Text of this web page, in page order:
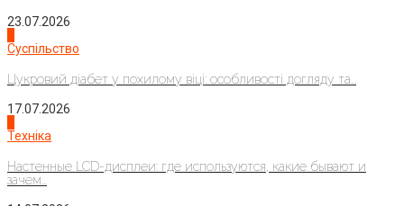
23.07.2026
Суспільство
Цукровий діабет у похилому віці: особливості догляду та...
17.07.2026
Техніка
Настенные LCD-дисплеи: где используются, какие бывают и
зачем...